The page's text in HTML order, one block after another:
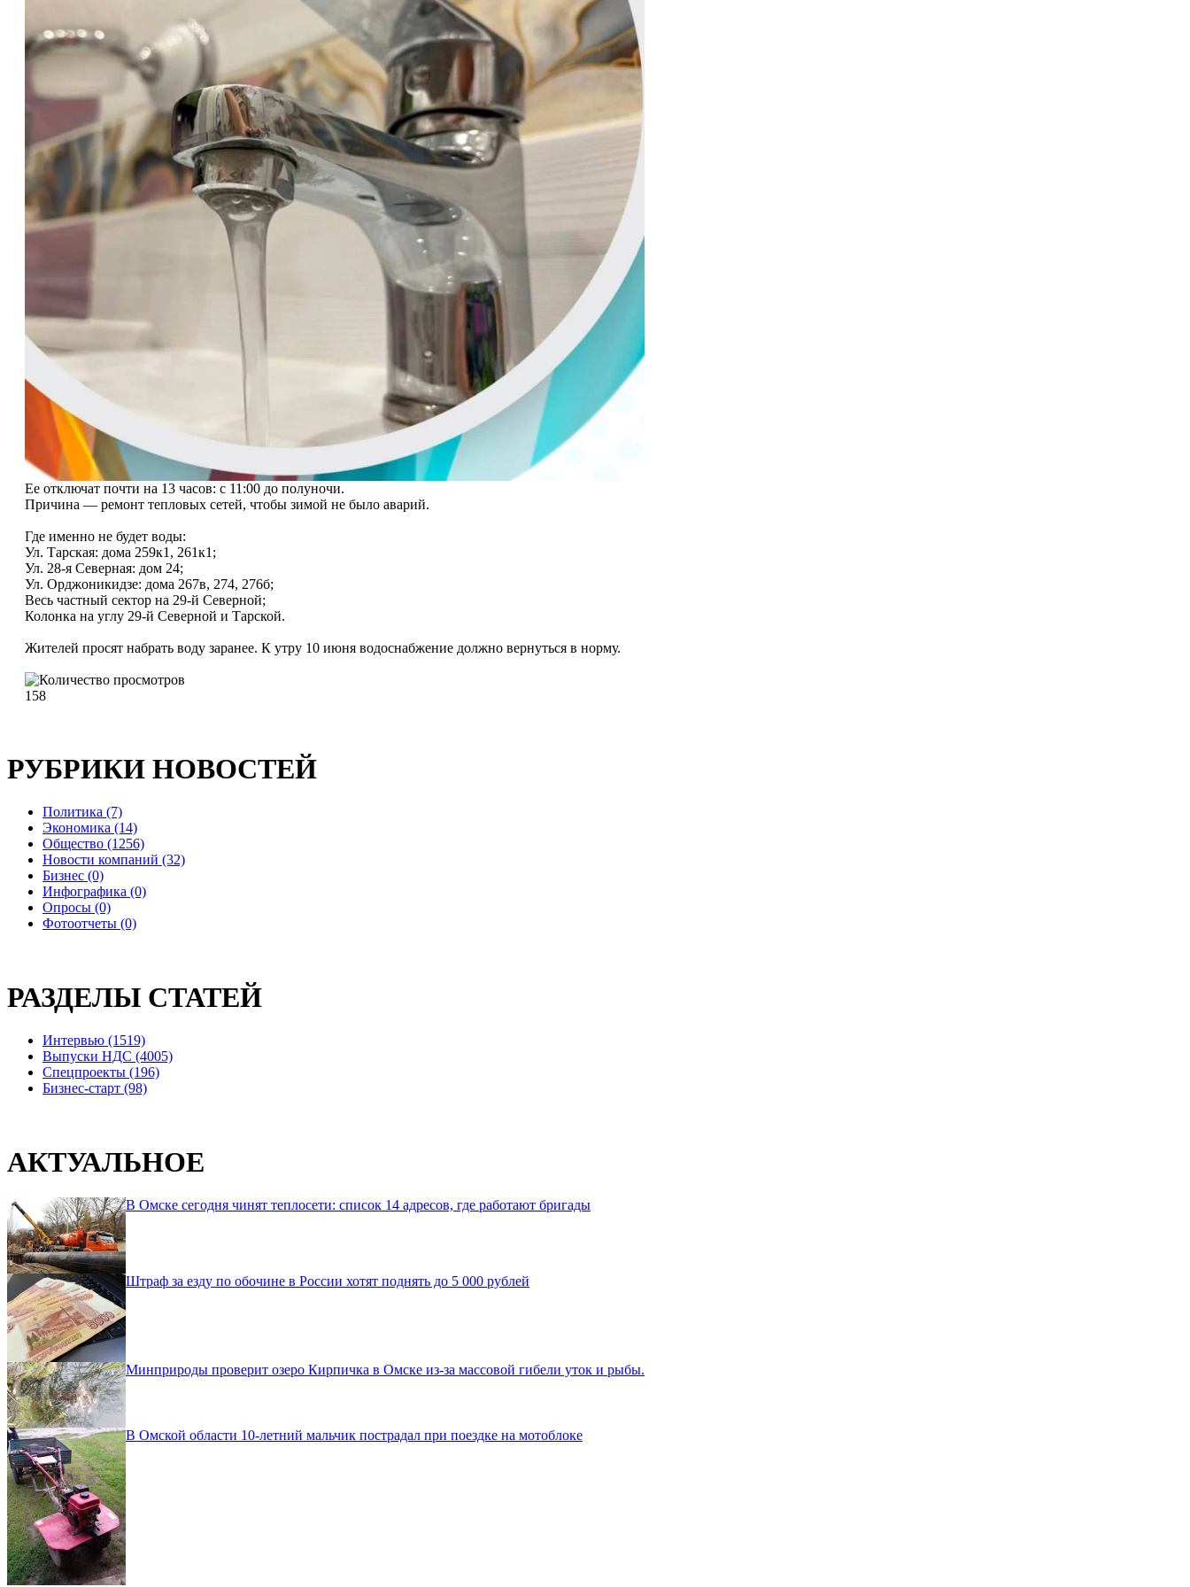
Ее отключат почти на 13 часов: с 11:00 до полуночи.
Причина — ремонт тепловых сетей, чтобы зимой не было аварий.
Где именно не будет воды:
Ул. Тарская: дома 259к1, 261к1;
Ул. 28-я Северная: дом 24;
Ул. Орджоникидзе: дома 267в, 274, 276б;
Весь частный сектор на 29-й Северной;
Колонка на углу 29-й Северной и Тарской.
Жителей просят набрать воду заранее. К утру 10 июня водоснабжение должно вернуться в норму.
158
РУБРИКИ НОВОСТЕЙ
Политика (7)
Экономика (14)
Общество (1256)
Новости компаний (32)
Бизнес (0)
Инфографика (0)
Опросы (0)
Фотоотчеты (0)
РАЗДЕЛЫ СТАТЕЙ
Интервью (1519)
Выпуски НДС (4005)
Спецпроекты (196)
Бизнес-старт (98)
АКТУАЛЬНОЕ
В Омске сегодня чинят теплосети: список 14 адресов, где работают бригады
Штраф за езду по обочине в России хотят поднять до 5 000 рублей
Минприроды проверит озеро Кирпичка в Омске из-за массовой гибели уток и рыбы.
В Омской области 10-летний мальчик пострадал при поездке на мотоблоке